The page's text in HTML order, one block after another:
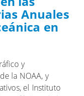
Anuales
en
y
la NOAA, y
el Instituto